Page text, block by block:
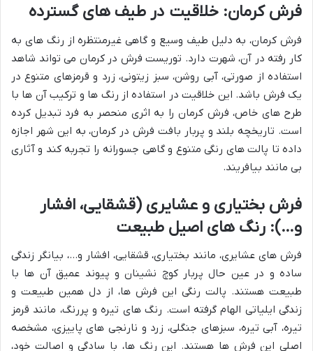
فرش کرمان: خلاقیت در طیف های گسترده
فرش کرمان، به دلیل طیف وسیع و گاهی غیرمنتظره از رنگ های به
کار رفته در آن، شهرت دارد. توریست فرش در کرمان می تواند شاهد
استفاده از صورتی، آبی روشن، سبز زیتونی، زرد و قرمزهای متنوع در
یک فرش باشد. این خلاقیت در استفاده از رنگ ها و ترکیب آن ها با
طرح های خاص، فرش کرمان را به اثری منحصر به فرد تبدیل کرده
است. تاریخچه بلند و پربار بافت فرش در کرمان، به این شهر اجازه
داده تا پالت های رنگی متنوع و گاهی جسورانه را تجربه کند و آثاری
بی مانند بیافریند.
فرش بختیاری و عشایری (قشقایی، افشار
و…): رنگ های اصیل طبیعت
فرش های عشایری، مانند بختیاری، قشقایی، افشار و…، بیانگر زندگی
ساده و در عین حال پربار کوچ نشینان و پیوند عمیق آن ها با
طبیعت هستند. پالت رنگی این فرش ها، از دل همین طبیعت و
زندگی ایلیاتی الهام گرفته است. رنگ های تیره و پررنگ، مانند قرمز
تیره، آبی تیره، سبزهای جنگلی، زرد و نارنجی های پاییزی، مشخصه
اصلی این فرش ها هستند. این رنگ ها، با سادگی و اصالت خود،